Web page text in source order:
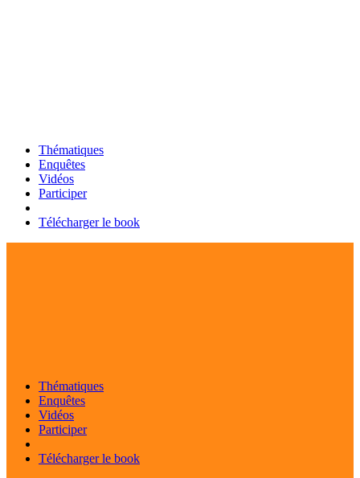
Thématiques
Enquêtes
Vidéos
Participer
Télécharger le book
Thématiques
Enquêtes
Vidéos
Participer
Télécharger le book